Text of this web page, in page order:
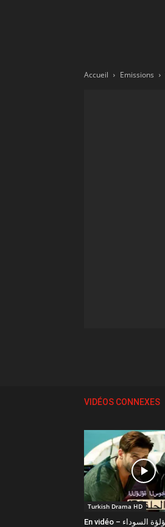
Accueil Emissions
VIDÉOS CONNEXES
Turkish Drama HD
En vidéo – مسلسل اللؤلؤة السوداء